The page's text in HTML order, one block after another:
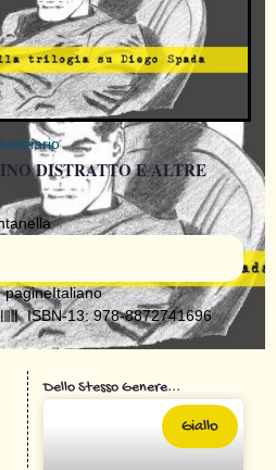
DISTRATTO E ALTRE
pagineItaliano
ISBN-13: 978-8872741696
Dello Stesso Genere...
Giallo